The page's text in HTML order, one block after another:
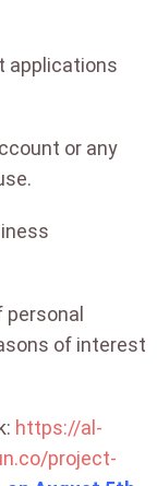
applications
or any
of interest
https://al-
project-